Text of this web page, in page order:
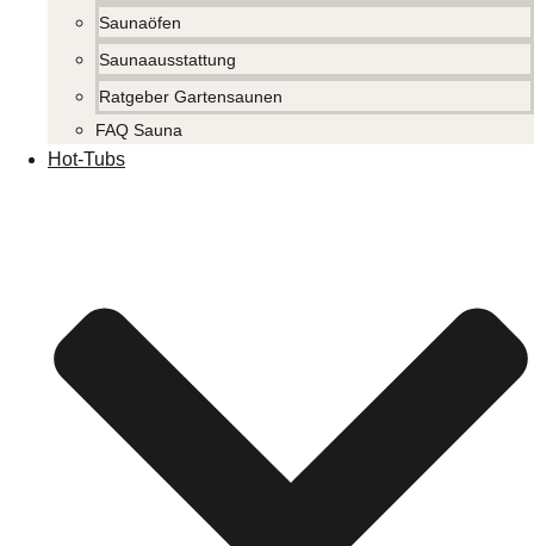
Saunaöfen
Saunaausstattung
Ratgeber Gartensaunen
FAQ Sauna
Hot-Tubs